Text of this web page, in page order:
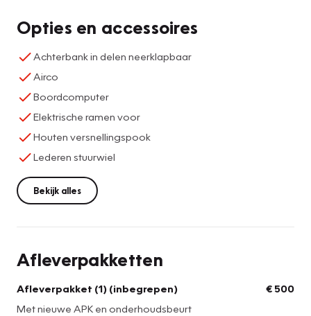
Opties en accessoires
Achterbank in delen neerklapbaar
Airco
Boordcomputer
Elektrische ramen voor
Houten versnellingspook
Lederen stuurwiel
Bekijk alles
Afleverpakketten
Afleverpakket (1) (inbegrepen)
Met nieuwe APK en onderhoudsbeurt
€ 500